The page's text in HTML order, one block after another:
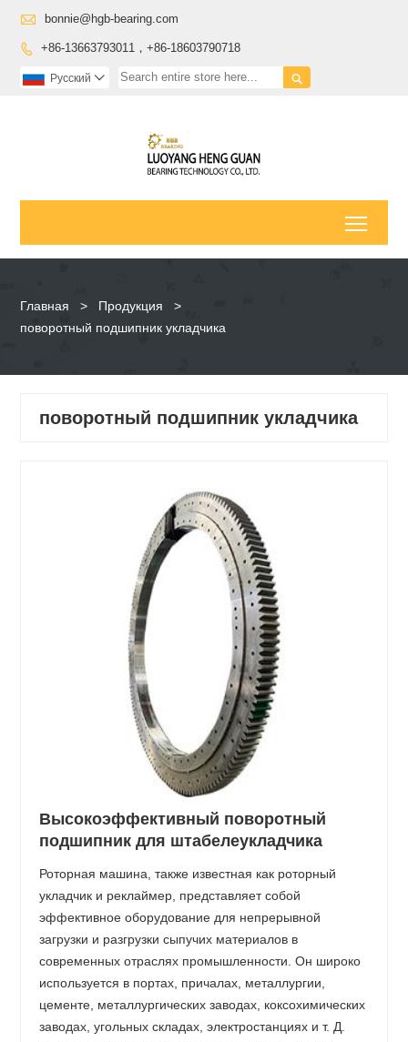
 bonnie@hgb-bearing.com
 +86-13663793011，+86-18603790718

Pусский 
Главная > Продукция
>
поворотный подшипник укладчика
поворотный подшипник укладчика
Высокоэффективный поворотный
подшипник для штабелеукладчика
Роторная машина, также известная как роторный
укладчик и реклаймер, представляет собой
эффективное оборудование для непрерывной
загрузки и разгрузки сыпучих материалов в
современных отраслях промышленности. Он широко
используется в портах, причалах, металлургии,
цементе, металлургических заводах, коксохимических
заводах, угольных складах, электростанциях и т. Д.